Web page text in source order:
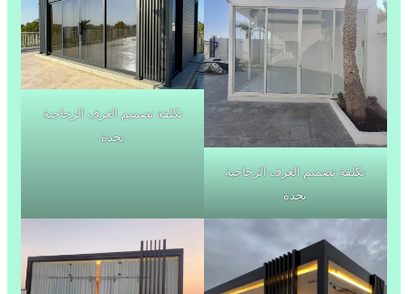
تكلفة تصميم الغرف الزجاجية
بجدة
تكلفة تصميم الغرف الزجاجية
بجدة